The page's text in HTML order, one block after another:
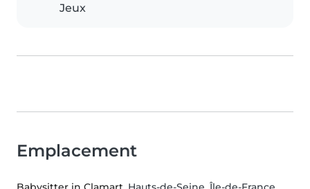
Jeux
Emplacement